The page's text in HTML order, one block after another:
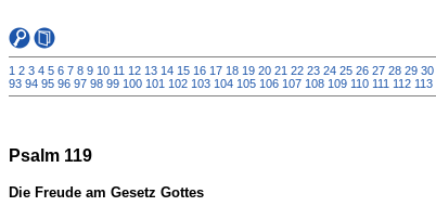
1 2 3 4 5 6 7 8 9 10 11 12 13 14 15 16 17 18 19 20 21 22 23 24 25 26 27 28 29 30
93 94 95 96 97 98 99 100 101 102 103 104 105 106 107 108 109 110 111 112 113
Psalm 119
Die Freude am Gesetz Gottes